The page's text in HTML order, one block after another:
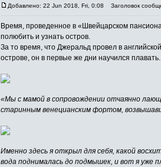
Добавлено: 22 Jun 2018, Fri, 0:08 Заголовок
Время, проведенное в «Швейцарском
полюбить и узнать остров.
За то время, что Джеральд провел в
острове, он в первые же дни научился
«Мы с мамой в сопровождении отчаянно
старинным венецианским фортом,
Именно здесь я открыл для себя, какой
вода поднималась до подмышек, и вот я уже